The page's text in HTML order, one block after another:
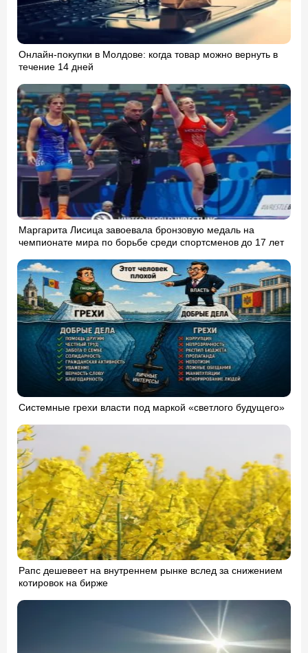
Онлайн-покупки в Молдове: когда товар можно вернуть в
течение 14 дней
Маргарита Лисица завоевала бронзовую медаль на
чемпионате мира по борьбе среди спортсменов до 17 лет
Системные грехи власти под маркой «светлого будущего»
Рапс дешевеет на внутреннем рынке вслед за снижением
котировок на бирже